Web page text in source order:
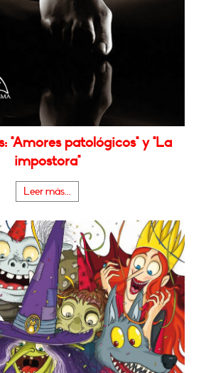
"Amores patológicos" y "La
impostora"
Leer más...